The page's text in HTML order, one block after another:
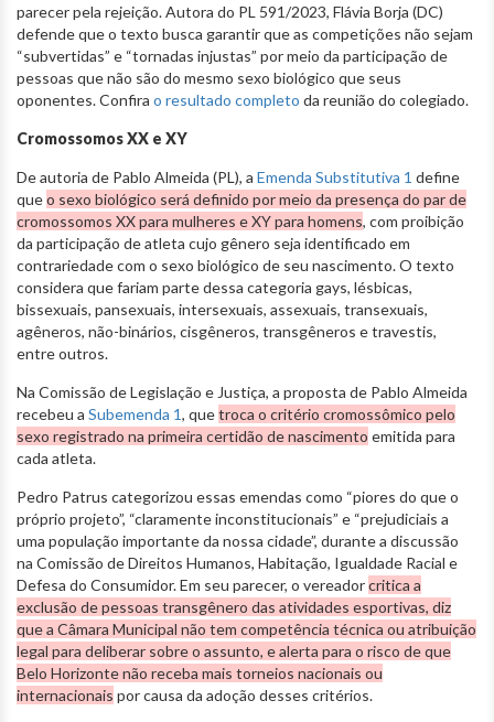
parecer pela rejeição. Autora do PL 591/2023, Flávia Borja (DC)
defende que o texto busca garantir que as competições não sejam
“subvertidas” e “tornadas injustas” por meio da participação de
pessoas que não são do mesmo sexo biológico que seus
oponentes. Confira o resultado completo da reunião do colegiado.
Cromossomos XX e XY
De autoria de Pablo Almeida (PL), a Emenda Substitutiva 1 define
queo sexo biológico será definido por meio da presença do par de
cromossomos XX para mulheres e XY para homens, com proibição
da participação de atleta cujo gênero seja identificado em
contrariedade com o sexo biológico de seu nascimento. O texto
considera que fariam parte dessa categoria gays, lésbicas,
bissexuais, pansexuais, intersexuais, assexuais, transexuais,
agêneros, não-binários, cisgêneros, transgêneros e travestis,
entre outros.
Na Comissão de Legislação e Justiça, a proposta de Pablo Almeida
recebeu a Subemenda 1, quetroca o critério cromossômico pelo
sexo registrado na primeira certidão de nascimento emitida para
cada atleta.
Pedro Patrus categorizou essas emendas como “piores do que o
próprio projeto”, “claramente inconstitucionais” e “prejudiciais a
uma população importante da nossa cidade”, durante a discussão
na Comissão de Direitos Humanos, Habitação, Igualdade Racial e
Defesa do Consumidor. Em seu parecer, o vereadorcritica a
exclusão de pessoas transgênero das atividades esportivas, diz
que a Câmara Municipal não tem competência técnica ou atribuição
legal para deliberar sobre o assunto, e alerta para o risco de que
Belo Horizonte não receba mais torneios nacionais ou
internacionais por causa da adoção desses critérios.